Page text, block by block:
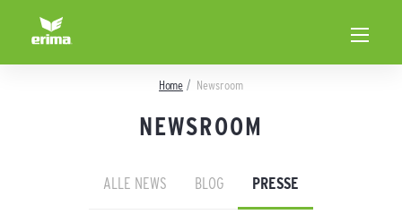
Home Newsroom
NEWSROOM
ALLE NEWS BLOG PRESSE